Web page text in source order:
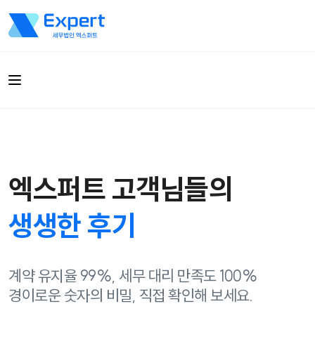
엑스퍼트 고객님들의
생생한 후기
계약 유지율 99%, 세무 대리 만족도 100%
경이로운 숫자의 비밀, 직접 확인해 보세요.